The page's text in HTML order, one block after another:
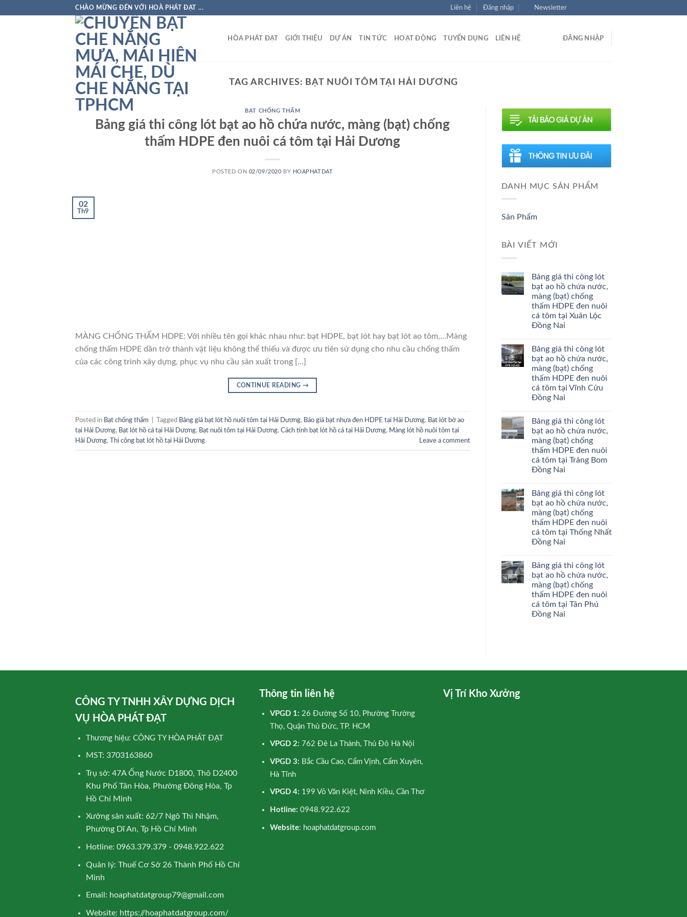
CHÀO MỪNG ĐẾN VỚI HOÀ PHÁT ĐẠT ... Liên hệ Đăng nhập Newsletter
HÒA PHÁT ĐẠT GIỚI THIỆU DỰ ÁN TIN TỨC HOẠT ĐỘNG TUYỂN DỤNG LIÊN HỆ ĐĂNG NHẬP
TAG ARCHIVES: BẠT NUÔI TÔM TẠI HẢI DƯƠNG
BẠT CHỐNG THẤM
Bảng giá thi công lót bạt ao hồ chứa nước, màng (bạt) chống
thấm HDPE đen nuôi cá tôm tại Hải Dương
POSTED ON 02/09/2020 BY HOAPHATDAT
02
Th9
MÀNG CHỐNG THẤM HDPE: Với nhiều tên gọi khác nhau như: bạt HDPE, bạt lót hay bạt lót ao tôm,…Màng
chống thấm HDPE dần trở thành vật liệu không thể thiếu và được ưu tiên sử dụng cho nhu cầu chống thấm
của các công trình xây dựng, phục vụ nhu cầu sản xuất trong […]
CONTINUE READING →
Posted in Bạt chống thấm Tagged Bảng giá bạt lót hồ nuôi tôm tại Hải Dương, Báo giá bạt nhựa đen HDPE tại Hải Dương, Bạt lót bờ ao
tại Hải Dương, Bạt lót hồ cá tại Hải Dương, Bạt nuôi tôm tại Hải Dương, Cách tính bạt lót hồ cá tại Hải Dương, Màng lót hồ nuôi tôm tại
Hải Dương, Thi công bạt lót hồ tại Hải Dương Leave a comment
DANH MỤC SẢN PHẨM
Sản Phẩm
BÀI VIẾT MỚI
Bảng giá thi công lót
bạt ao hồ chứa nước,
màng (bạt) chống
thấm HDPE đen nuôi
cá tôm tại Xuân Lộc
Đồng Nai
Bảng giá thi công lót
bạt ao hồ chứa nước,
màng (bạt) chống
thấm HDPE đen nuôi
cá tôm tại Vĩnh Cửu
Đồng Nai
Bảng giá thi công lót
bạt ao hồ chứa nước,
màng (bạt) chống
thấm HDPE đen nuôi
cá tôm tại Trảng Bom
Đồng Nai
Bảng giá thi công lót
bạt ao hồ chứa nước,
màng (bạt) chống
thấm HDPE đen nuôi
cá tôm tại Thống Nhất
Đồng Nai
Bảng giá thi công lót
bạt ao hồ chứa nước,
màng (bạt) chống
thấm HDPE đen nuôi
cá tôm tại Tân Phú
Đồng Nai
CÔNG TY TNHH XÂY DỰNG DỊCH
VỤ HÒA PHÁT ĐẠT
Thương hiệu: CÔNG TY HÒA PHÁT ĐẠT
MST: 3703163860
Trụ sở: 47A Ống Nước D1800, Thô D2400
Khu Phố Tân Hòa, Phường Đông Hòa, Tp
Hồ Chí Minh
Xưởng sản xuất: 62/7 Ngô Thì Nhậm,
Phường Dĩ An, Tp Hồ Chí Minh
Hotline: 0963.379.379 - 0948.922.622
Quản lý: Thuế Cơ Sở 26 Thành Phố Hồ Chí
Minh
Email: hoaphatdatgroup79@gmail.com
Website: https://hoaphatdatgroup.com/
Thông tin liên hệ
VPGD 1: 26 Đường Số 10, Phường Trường
Thọ, Quận Thủ Đức, TP. HCM
VPGD 2: 762 Đê La Thành, Thủ Đô Hà Nội
VPGD 3: Bắc Cầu Cao, Cẩm Vịnh, Cẩm Xuyên,
Hà Tĩnh
VPGD 4: 199 Võ Văn Kiệt, Ninh Kiều, Cần Thơ
Hotline: 0948.922.622
Website: hoaphatdatgroup.com
Vị Trí Kho Xưởng